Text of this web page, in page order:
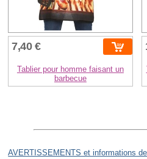
7,40 €
Tablier pour homme faisant un
barbecue
AVERTISSEMENTS et informations